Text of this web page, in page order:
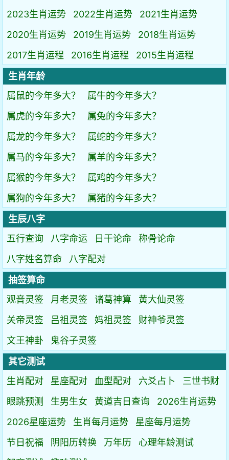
2023生肖运势
2022生肖运势
2021生肖运势
2020生肖运势
2019生肖运势
2018生肖运势
2017生肖运程
2016生肖运程
2015生肖运程
生肖年龄
属鼠的今年多大？
属牛的今年多大？
属虎的今年多大？
属兔的今年多大？
属龙的今年多大？
属蛇的今年多大？
属马的今年多大？
属羊的今年多大？
属猴的今年多大？
属鸡的今年多大？
属狗的今年多大？
属猪的今年多大？
生辰八字
五行查询
八字命运 日干论命
称骨论命
八字姓名算命
八字配对
抽签算命
观音灵签
月老灵签 诸葛神算
黄大仙灵签
关帝灵签
吕祖灵签 妈祖灵签
财神爷灵签
文王神卦
鬼谷子灵签
其它测试
生肖配对
星座配对 血型配对 六爻占卜
三世书财
眼跳预测
生男生女 黄道吉日查询
2026生肖运势
2026星座运势
生肖每月运势
星座每月运势
节日祝福
阴阳历转换 万年历
心理年龄测试